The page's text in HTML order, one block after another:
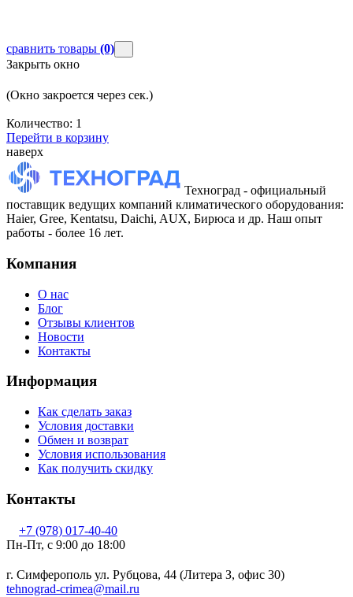
сравнить товары (0)
Закрыть окно
(Окно закроется через сек.)
Количество: 1
Перейти в корзину
наверх
Техноград - официальный
поставщик ведущих компаний климатического оборудования:
Haier, Gree, Kentatsu, Daichi, AUX, Бирюса и др. Наш опыт
работы - более 16 лет.
Компания
О нас
Блог
Отзывы клиентов
Новости
Контакты
Информация
Как сделать заказ
Условия доставки
Обмен и возврат
Условия использования
Как получить скидку
Контакты
+7 (978) 017-40-40
Пн-Пт, c 9:00 до 18:00
г. Симферополь ул. Рубцова, 44 (Литера З, офис 30)
tehnograd-crimea@mail.ru